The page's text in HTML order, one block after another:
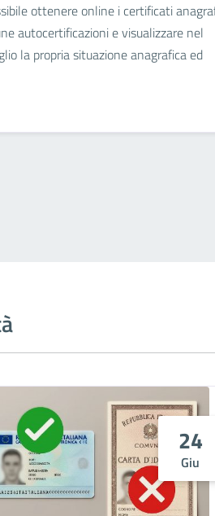
ottenere online i certificati
autocertificazioni e visualizzare nel
la propria situazione anagrafica ed
24
Giu